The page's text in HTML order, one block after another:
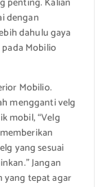
dengan
dahulu gaya
Mobilio
Mobilio.
mengganti velg
mobil, “Velg
yang sesuai
Jangan
yang tepat agar